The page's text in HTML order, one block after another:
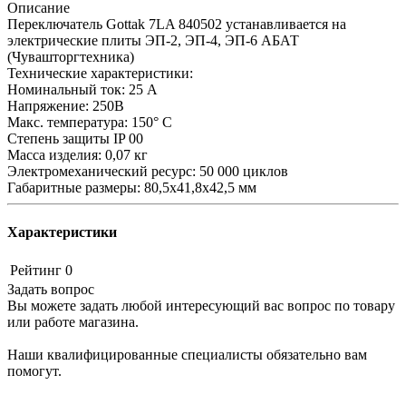
Описание
Переключатель Gottak 7LA 840502 устанавливается на
электрические плиты ЭП-2, ЭП-4, ЭП-6 АБАТ
(Чувашторгтехника)
Технические характеристики:
Номинальный ток: 25 А
Напряжение: 250В
Макс. температура: 150° С
Степень защиты IP 00
Масса изделия: 0,07 кг
Электромеханический ресурс: 50 000 циклов
Габаритные размеры: 80,5x41,8x42,5 мм
Характеристики
Рейтинг 0
Задать вопрос
Вы можете задать любой интересующий вас вопрос по товару
или работе магазина.
Наши квалифицированные специалисты обязательно вам
помогут.